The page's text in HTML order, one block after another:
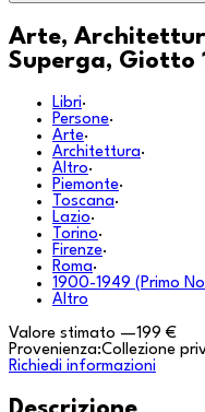
Arte,
Superga, Giotto
Libri·
Persone·
Arte·
Architettura·
Altro·
Piemonte·
Toscana·
Lazio·
Torino·
Firenze·
Roma·
1900-1949 (Primo
Altro
Valore stimato —199 €
Provenienza:Collezione
Richiedi informazioni